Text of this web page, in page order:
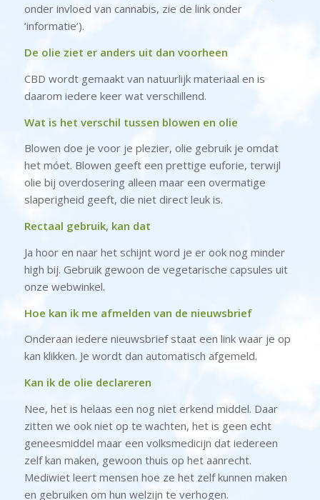
onder invloed van cannabis, zie de link onder
‘informatie’).
De olie ziet er anders uit dan voorheen
CBD wordt gemaakt van natuurlijk materiaal en is
daarom iedere keer wat verschillend.
Wat is het verschil tussen blowen en olie
Blowen doe je voor je plezier, olie gebruik je omdat
het móet. Blowen geeft een prettige euforie, terwijl
olie bij overdosering alleen maar een overmatige
slaperigheid geeft, die niet direct leuk is.
Rectaal gebruik, kan dat
Ja hoor en naar het schijnt word je er ook nog minder
high bij. Gebruik gewoon de vegetarische capsules uit
onze webwinkel.
Hoe kan ik me afmelden van de nieuwsbrief
Onderaan iedere nieuwsbrief staat een link waar je op
kan klikken. Je wordt dan automatisch afgemeld.
Kan ik de olie declareren
Nee, het is helaas een nog niet erkend middel. Daar
zitten we ook niet op te wachten, het is geen echt
geneesmiddel maar een volksmedicijn dat iedereen
zelf kan maken, gewoon thuis op het aanrecht.
Mediwiet leert mensen hoe ze het zelf kunnen maken
en gebruiken om hun welzijn te verhogen.